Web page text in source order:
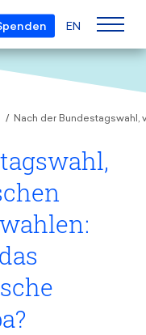
EN
Nach der Bundestagswahl,